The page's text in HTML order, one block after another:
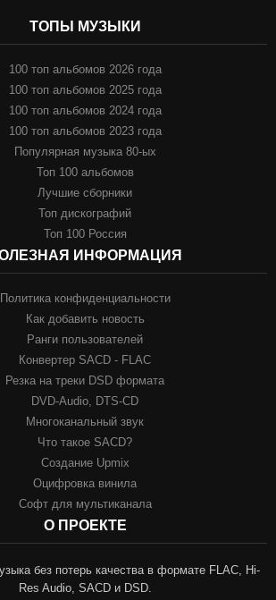
ТОПЫ МУЗЫКИ
100 топ альбомов 2026 года
100 топ альбомов 2025 года
100 топ альбомов 2024 года
100 топ альбомов 2023 года
Популярная музыка 80-ых
Топ 100 альбомов
Лучшие сборники
Топ дискографий
Топ 100 Россия
ИНФОРМАЦИЯ
Политика конфиденциальности
Как добавить новость
Ранги пользователей
Конвертер SACD - FLAC
Резка на треки DSD формата
DVD-Audio, DTS-CD
Многоканальный звук
Что такое SACD?
Создание Upmix
Оцифровка винила
Софт для мультиканала
О ПРОЕКТЕ
без потерь качества в формате FLAC, Hi-
Res Audio, SACD и DSD.